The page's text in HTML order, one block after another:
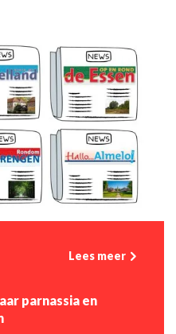
Lees meer
parnassia en